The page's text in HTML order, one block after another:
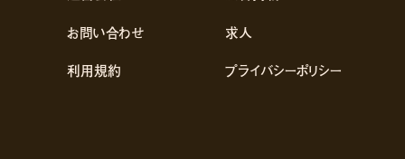
お問い合わせ
求人
利用規約 プライバシーポリシー